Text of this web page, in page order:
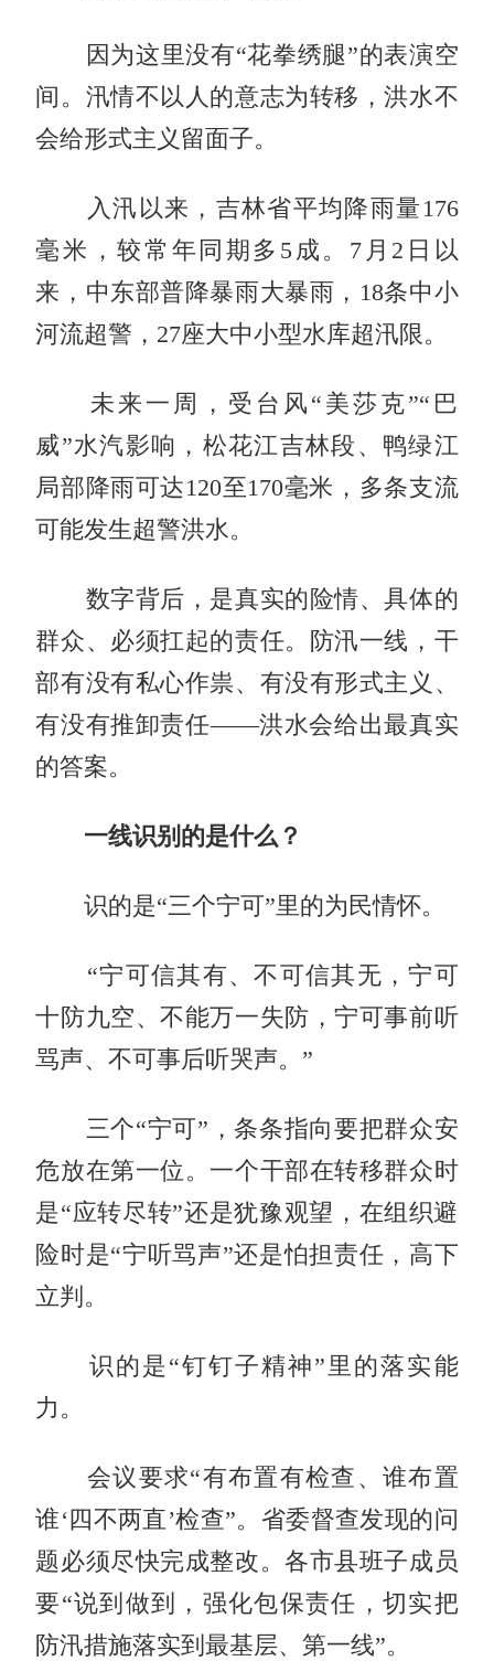
因为这里没有“花拳绣腿”的表演空
间。汛情不以人的意志为转移，洪水不
会给形式主义留面子。
入汛以来，吉林省平均降雨量176
毫米，较常年同期多5成。7月2日以
来，中东部普降暴雨大暴雨，18条中小
河流超警，27座大中小型水库超汛限。
未来一周，受台风“美莎克”“巴
威”水汽影响，松花江吉林段、鸭绿江
局部降雨可达120至170毫米，多条支流
可能发生超警洪水。
数字背后，是真实的险情、具体的
群众、必须扛起的责任。防汛一线，干
部有没有私心作祟、有没有形式主义、
有没有推卸责任——洪水会给出最真实
的答案。
一线识别的是什么？
识的是“三个宁可”里的为民情怀。
“宁可信其有、不可信其无，宁可
十防九空、不能万一失防，宁可事前听
骂声、不可事后听哭声。”
三个“宁可”，条条指向要把群众安
危放在第一位。一个干部在转移群众时
是“应转尽转”还是犹豫观望，在组织避
险时是“宁听骂声”还是怕担责任，高下
立判。
识的是“钉钉子精神”里的落实能
力。
会议要求“有布置有检查、谁布置
谁‘四不两直’检查”。省委督查发现的问
题必须尽快完成整改。各市县班子成员
要“说到做到，强化包保责任，切实把
防汛措施落实到最基层、第一线”。